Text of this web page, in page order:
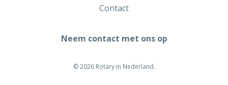
Contact
Neem contact met ons op
© 2026 Rotary in Nederland.